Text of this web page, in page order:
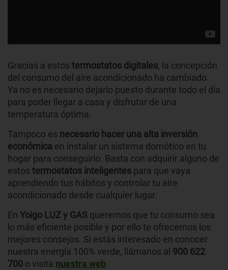
Gracias a estos termostatos digitales, la concepción
del consumo del aire acondicionado ha cambiado.
Ya no es necesario dejarlo puesto durante todo el día
para poder llegar a casa y disfrutar de una
temperatura óptima.
Tampoco es necesario hacer una alta inversión
económica en instalar un sistema domótico en tu
hogar para conseguirlo. Basta con adquirir alguno de
estos termostatos inteligentes para que vaya
aprendiendo tus hábitos y controlar tu aire
acondicionado desde cualquier lugar.
En Yoigo LUZ y GAS queremos que tu consumo sea
lo más eficiente posible y por ello te ofrecemos los
mejores consejos. Si estás interesado en conocer
nuestra energía 100% verde, llámanos al 900 622
700 o visita nuestra web.